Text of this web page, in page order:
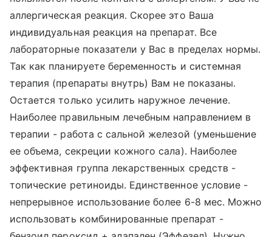
аллергическая реакция. Скорее это Ваша
индивидуальная реакция на препарат. Все
лабораторные показатели у Вас в пределах нормы.
Так как планируете беременность и системная
терапия (препараты внутрь) Вам не показаны.
Остается только усилить наружное лечение.
Наиболее правильным лечебным направлением в
терапии - работа с сальной железой (уменьшение
ее объема, секреции кожного сала). Наиболее
эффективная группа лекарственных средств -
топические ретиноиды. Единственное условие -
непрерывное использование более 6-8 мес. Можно
использовать комбинированные препарат -